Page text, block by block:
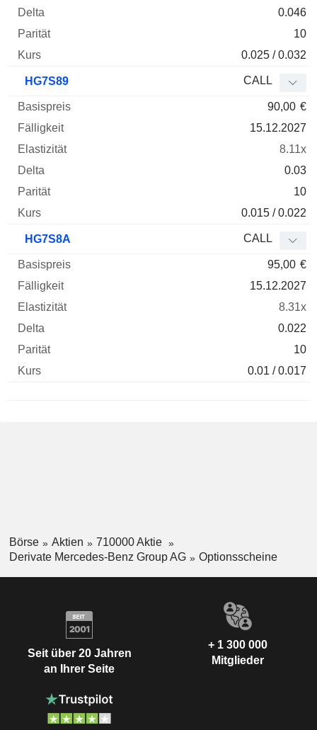
0.046
10
0.025 / 0.032
HG7S89 CALL
90,00 €
15.12.2027
8.11x
0.03
10
0.015 / 0.022
HG7S8A CALL
95,00 €
15.12.2027
8.31x
0.022
10
0.01 / 0.017
Börse Aktien
710000 Aktie
Derivate Mercedes-Benz Group AG
Optionsscheine
Seit über 20 Jahren
an Ihrer Seite
+ 1 300 000
Mitglieder